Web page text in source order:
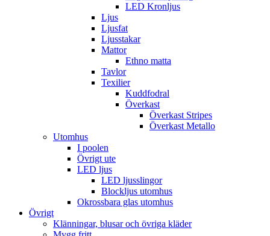
LED Kronljus
Ljus
Ljusfat
Ljusstakar
Mattor
Ethno matta
Tavlor
Texilier
Kuddfodral
Överkast
Överkast Stripes
Överkast Metallo
Utomhus
I poolen
Övrigt ute
LED ljus
LED ljusslingor
Blockljus utomhus
Okrossbara glas utomhus
Övrigt
Klänningar, blusar och övriga kläder